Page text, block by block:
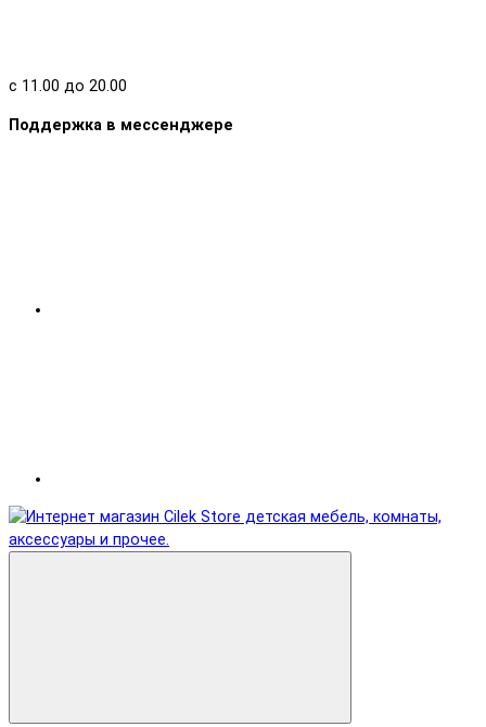
с 11.00 до 20.00
Поддержка в мессенджере